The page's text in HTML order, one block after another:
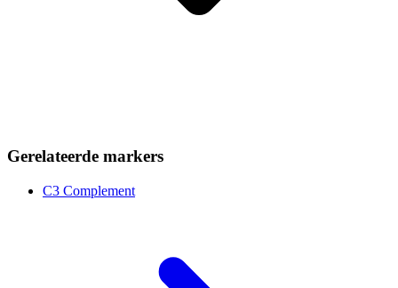
Gerelateerde markers
C3 Complement